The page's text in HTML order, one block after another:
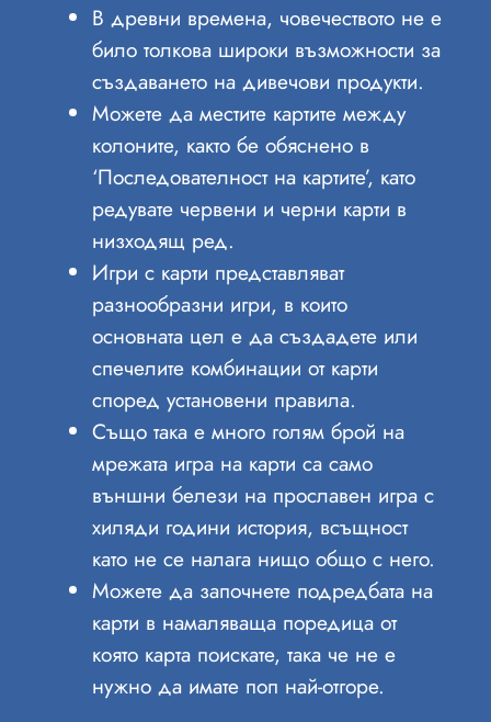
В древни времена, човечеството не е
било толкова широки възможности за
създаването на дивечови продукти.
Можете да местите картите между
колоните, както бе обяснено в
‘Последователност на картите’, като
редувате червени и черни карти в
низходящ ред.
Игри с карти представляват
разнообразни игри, в които
основната цел е да създадете или
спечелите комбинации от карти
според установени правила.
Също така е много голям брой на
мрежата игра на карти са само
външни белези на прославен игра с
хиляди години история, всъщност
като не се налага нищо общо с него.
Можете да започнете подредбата на
карти в намаляваща поредица от
която карта поискате, така че не е
нужно да имате поп най-отгоре.